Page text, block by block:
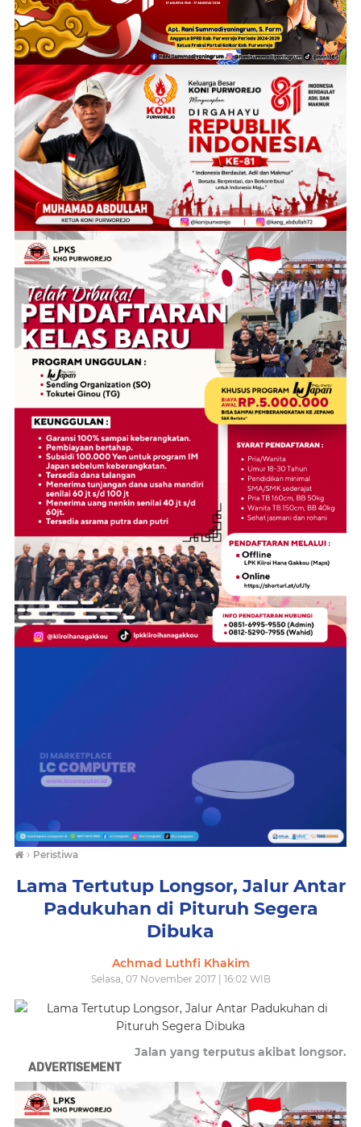
› Peristiwa
Lama Tertutup Longsor, Jalur Antar
Padukuhan di Pituruh Segera
Dibuka
Achmad Luthfi Khakim
Selasa, 07 November 2017 | 16:02 WIB
Jalan yang terputus akibat longsor.
ADVERTISEMENT